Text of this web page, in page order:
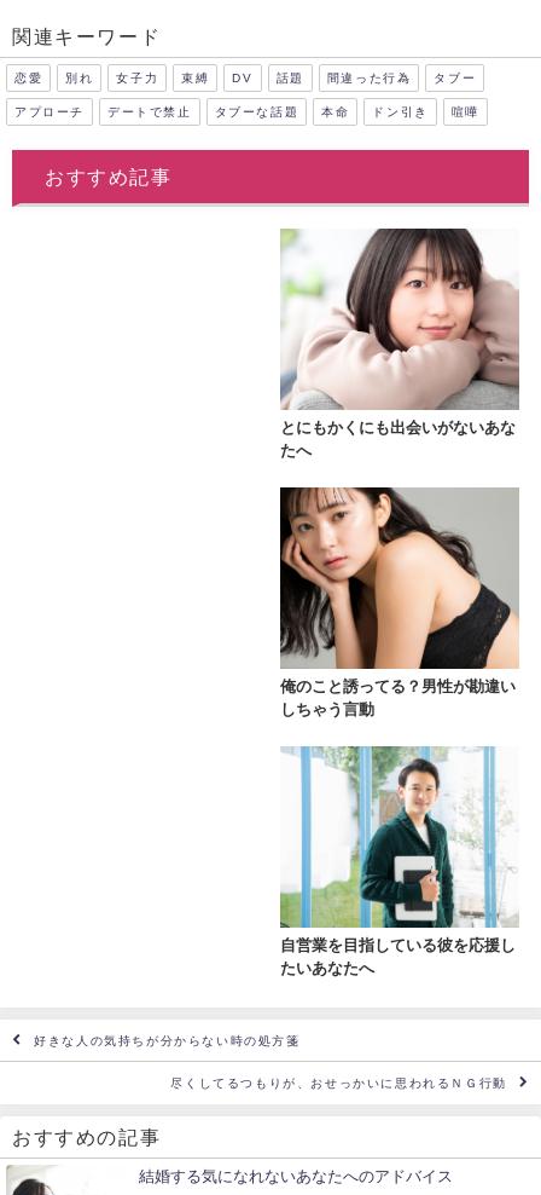
関連キーワード
恋愛 別れ 女子力 束縛 DV 話題 間違った行為 タブー
アプローチ デートで禁止 タブーな話題 本命 ドン引き 喧嘩
おすすめ記事
とにもかくにも出会いがないあな
たへ
俺のこと誘ってる？男性が勘違い
しちゃう言動
自営業を目指している彼を応援し
たいあなたへ
好きな人の気持ちが分からない時の処方箋
尽くしてるつもりが、おせっかいに思われるＮＧ行動
おすすめの記事
結婚する気になれないあなたへのアドバイス